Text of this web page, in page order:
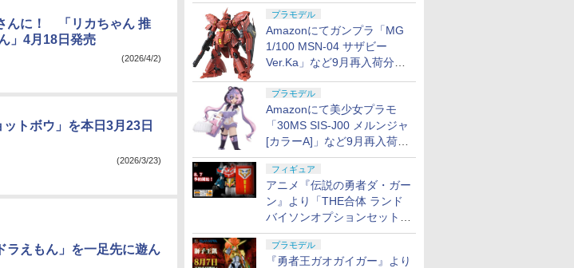
プラモデル
Amazonにてガンプラ「MG
1/100 MSN-04 サザビー
Ver.Ka」など9月再入荷分が
プラモデル
Amazonにて美少女プラモ
「30MS SIS-J00 メルンジャ
[カラーA]」など9月再入荷分
が販売再開！
フィギュア
アニメ『伝説の勇者ダ・ガー
ン』より「THE合体 ランド
バイソンオプションセット」
が8月7日から予約受付開始！
プラモデル
『勇者王ガオガイガー』より
んに！ 「リカちゃん 推
」4月18日発売
(2026/4/2)
トボウ」を本日3月23日
(2026/3/23)
ラえもん」を一足先に遊ん